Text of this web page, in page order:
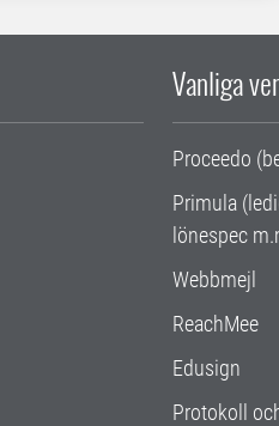
Vanliga
Proceedo
Primula
lönespec
Webbmejl
ReachMee
Edusign
Protokoll